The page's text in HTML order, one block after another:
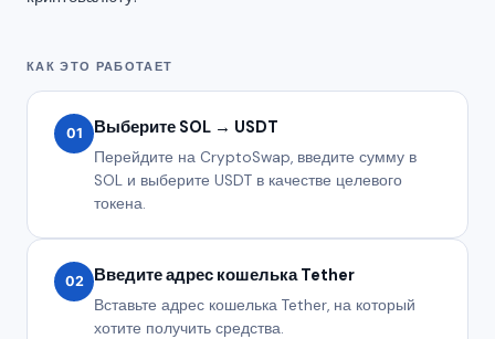
КАК ЭТО РАБОТАЕТ
01 Выберите SOL → USDT
Перейдите на CryptoSwap, введите сумму в
SOL и выберите USDT в качестве целевого
токена.
02 Введите адрес кошелька Tether
Вставьте адрес кошелька Tether, на который
хотите получить средства.